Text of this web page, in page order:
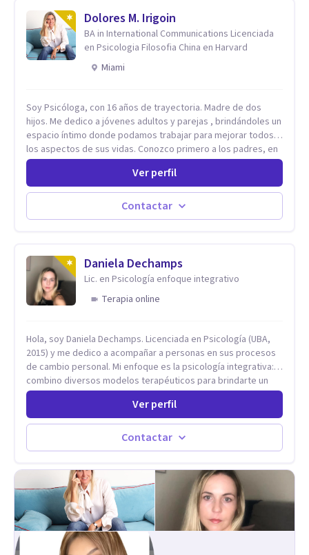
Dolores M. Irigoin
BA in International Communications Licenciada
en Psicologia Filosofia China en Harvard
Miami
Soy Psicóloga, con 16 años de trayectoria. Madre de dos
hijos. Me dedico a jóvenes adultos y parejas , brindándoles un
espacio íntimo donde podamos trabajar para mejorar todos
los aspectos de sus vidas. Conozco primero a los padres, en
el caso de niños u adolescentes, para luego seguir la terapia
con sus hijos, apuntalándolos en su futuro personal,
universitario y profesional, siempre conteniendo
paralelamente a los padres y brindándoles un espacio de
seguridad. Hago terapia de pareja y adultos con método
Ver perfil
Contactar
Daniela Dechamps
Lic. en Psicología enfoque integrativo
Terapia online
Hola, soy Daniela Dechamps. Licenciada en Psicología (UBA,
2015) y me dedico a acompañar a personas en sus procesos
de cambio personal. Mi enfoque es la psicología integrativa:
combino diversos modelos terapéuticos para brindarte un
espacio humano, seguro y libre de juicios, donde construimos
juntas las herramientas prácticas que necesitas para tu
bienestar en el día a día. Aunque mi formación inicial es en
Terapia Cognitiva, he incorporado enfoques como el
Mindfulness y la Terapia de Aceptación y Compromiso (ACT),
trayectoria es internacional (Argentina, Estados Unidos,
Europa y Asia). Además, colaboré como psicóloga en
Televisión Canaria, conectando con la realidad de las islas.
Mis servicios son 100% online y accesibles. Si buscas un
espacio de escucha profesional y orientado a resultados,
empecemos.
Ver perfil
Contactar